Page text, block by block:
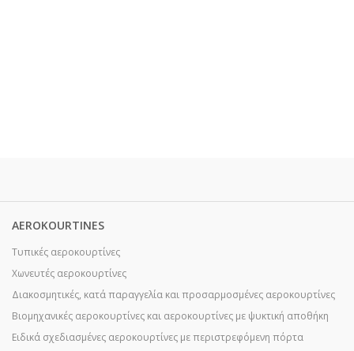
AEROKOURTINES
Τυπικές αεροκουρτίνες
Χωνευτές αεροκουρτίνες
Διακοσμητικές, κατά παραγγελία και προσαρμοσμένες αεροκουρτίνες
Βιομηχανικές αεροκουρτίνες και αεροκουρτίνες με ψυκτική αποθήκη
Ειδικά σχεδιασμένες αεροκουρτίνες με περιστρεφόμενη πόρτα